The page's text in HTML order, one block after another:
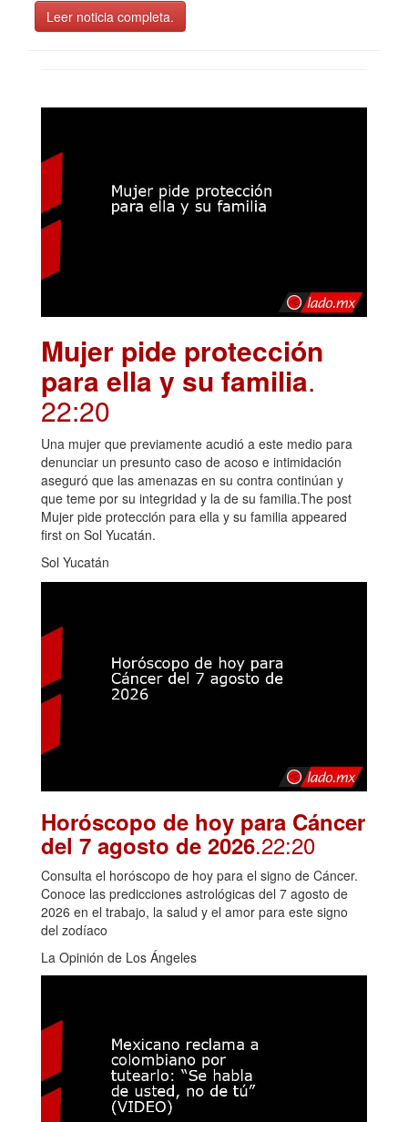
Leer noticia completa.
Mujer pide protección
para ella y su familia.
22:20
Una mujer que previamente acudió a este medio para
denunciar un presunto caso de acoso e intimidación
aseguró que las amenazas en su contra continúan y
que teme por su integridad y la de su familia.The post
Mujer pide protección para ella y su familia appeared
first on Sol Yucatán.
Sol Yucatán
Horóscopo de hoy para Cáncer
del 7 agosto de 2026.22:20
Consulta el horóscopo de hoy para el signo de Cáncer.
Conoce las predicciones astrológicas del 7 agosto de
2026 en el trabajo, la salud y el amor para este signo
del zodíaco
La Opinión de Los Ángeles